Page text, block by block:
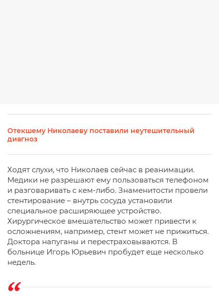
Отекшему Николаеву поставили неутешительный
диагноз
Ходят слухи, что Николаев сейчас в реанимации.
Медики не разрешают ему пользоваться телефоном
и разговаривать с кем-либо. Знаменитости провели
стентирование – внутрь сосуда установили
специальное расширяющее устройство.
Хирургическое вмешательство может привести к
осложнениям, например, стент может не прижиться.
Доктора напуганы и перестраховываются. В
больнице Игорь Юрьевич пробудет еще несколько
недель.